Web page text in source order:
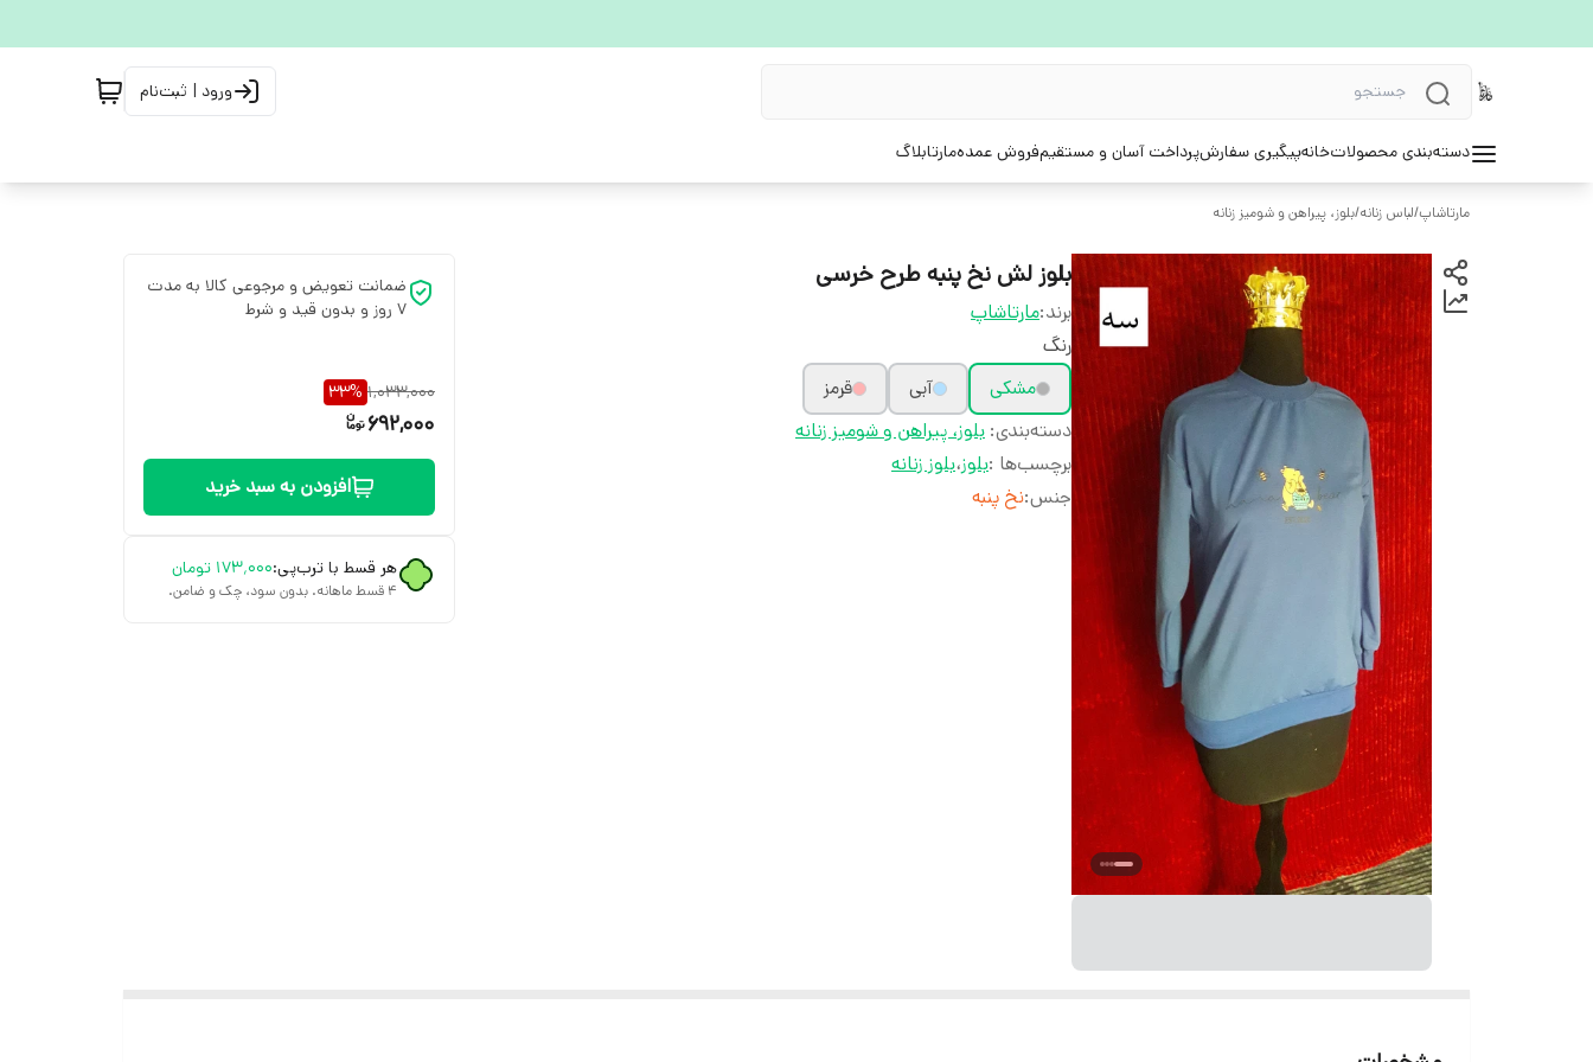
ورود | ثبت‌نام
دسته‌بندی محصولاتخانهپیگیری سفارشپرداخت آسان و مستقیمفروش عمدهمارتابلاگ
مارتاشاپ/لباس زنانه/بلوز، پیراهن و شومیز زنانه
بلوز لش نخ پنبه طرح خرسی
برند:مارتاشاپ
رنگ
مشکی
آبی
قرمز
دسته‌بندی: بلوز، پیراهن و شومیز زنانه
برچسب‌ها :بلوز،بلوز زنانه
جنس:نخ پنبه
ضمانت تعویض و مرجوعی کالا به مدت
7 روز و بدون قید و شرط
1,033,000
33%
692,000
افزودن به سبد خرید
هر قسط با ترب‌پی:۱۷۳٬۰۰۰ تومان
۴ قسط ماهانه. بدون سود، چک و ضامن.